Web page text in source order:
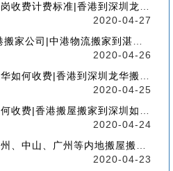
港到深圳龙岗区搬家如何收费【香港搬家到龙岗】
2020-04-27
家到湛江流程、联运、包装、价格、电话、标准
2020-04-26
深圳龙华搬屋搬家收费标准-【服务客户操作实感】
2020-04-25
家到深圳如何计费-【分享公司具体报价操作流程】
2020-04-24
等内地搬屋搬家，如何选择香港物流搬家公司
2020-04-23